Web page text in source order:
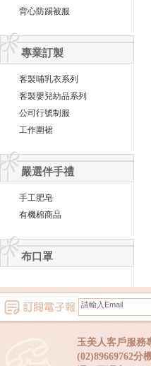
背心防踢被服
專業訂製
客製哺乳衣系列
客製嬰兒紡品系列
公司行號制服
工作圍裙
嚴選伴手禮
手工肥皂
有機棉商品
布口罩
玉美人客戶服務
(02)89669762分